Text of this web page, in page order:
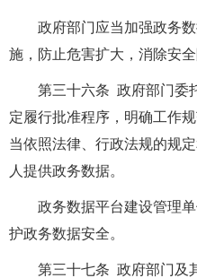
政府部门应当加强政务
施，防止危害扩大，消除安
第三十六条 政府部门委
定履行批准程序，明确工作
当依照法律、行政法规的规
人提供政务数据。
政务数据平台建设管理
护政务数据安全。
第三十七条 政府部门及